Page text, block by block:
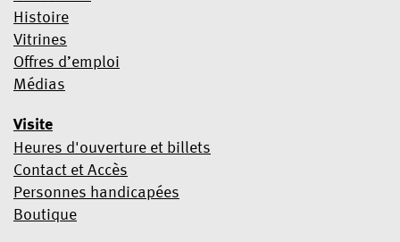
Histoire
Vitrines
Offres d’emploi
Médias
Visite
Heures d'ouverture et billets
Contact et Accès
Personnes handicapées
Boutique
traitement.Pour en savoir plus sur les pratiques de
confidentialité de Mailchimp, cliquez ici